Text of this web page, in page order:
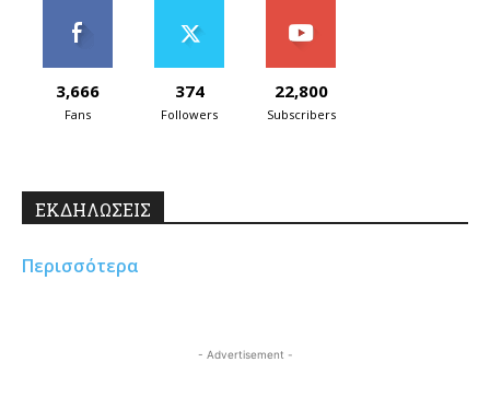
3,666
Fans
374
Followers
22,800
Subscribers
ΕΚΔΗΛΩΣΕΙΣ
Περισσότερα
- Advertisement -